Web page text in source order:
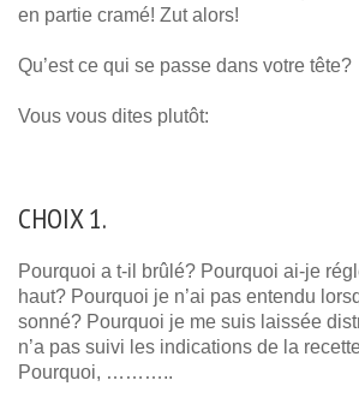
en partie cramé! Zut alors!
Qu’est ce qui se passe dans votre tête?
Vous vous dites plutôt:
CHOIX 1.
Pourquoi a t-il brûlé? Pourquoi ai-je
haut? Pourquoi je n’ai pas entendu
sonné? Pourquoi je me suis laissée
n’a pas suivi les indications de la
Pourquoi, ………..